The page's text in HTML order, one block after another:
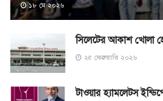
১৮ মে ২০২৬
সিলেটের আকাশ খোলা
২৫ ফেব্রুয়ারি ২০২৬
টাওয়ার হ্যামলেটস